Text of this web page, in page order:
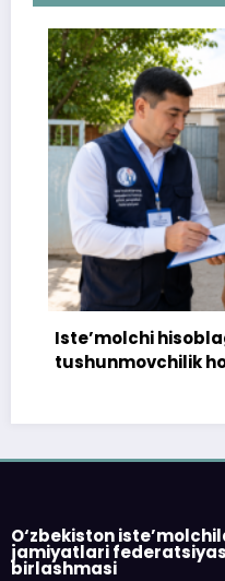
Iste’molchi
tushunmovchilik
O‘zbekiston
jamiyatlari
birlashmasi